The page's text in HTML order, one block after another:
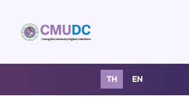
TH EN